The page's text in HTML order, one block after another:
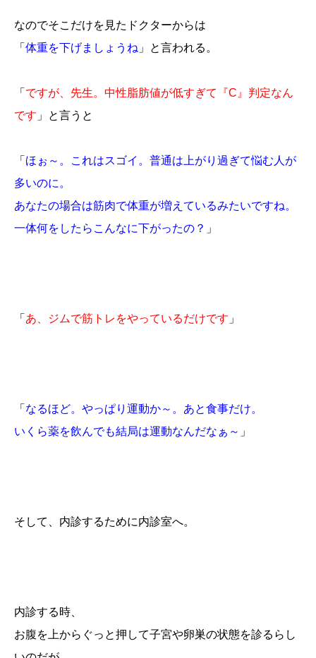
なのでそこだけを見たドクターからは
「 体重を下げましょうね 」と言われる。
「 ですが、先生。中性脂肪値が低すぎて『C』判定なん
です 」と言うと
「 ほぉ～。これはスゴイ。普通は上がり過ぎて悩む人が
多いのに。
あなたの場合は筋肉で体重が増えているみたいですね。
一体何をしたらこんなに下がったの？ 」
「 あ、ジムで筋トレをやっているだけです 」
「 なるほど。やっぱり運動か～。あと食事だけ。
いくら薬を飲んでも結局は運動なんだなぁ～ 」
そして、内診するために内診室へ。
内診する時、
お腹を上からぐっと押して子宮や卵巣の状態を診るらし